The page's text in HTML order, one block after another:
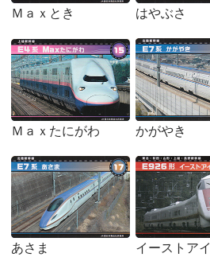
Ｍａｘとき はやぶさ
Ｍａｘたにがわ かがやき
あさま イーストアイ